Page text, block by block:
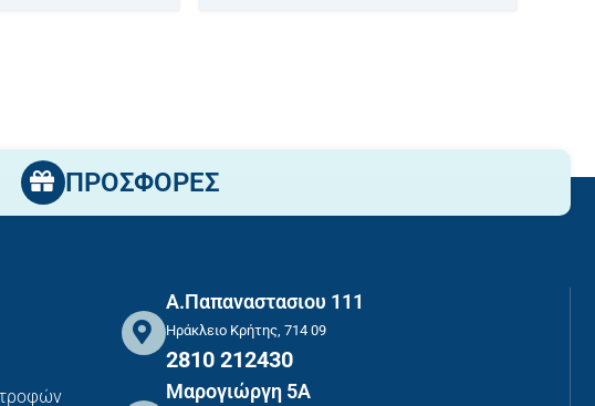
ΠΡΟΣΦΟΡΕΣ
Α.Παπαναστασιου 111
Ηράκλειο Κρήτης, 714 09
2810 212430
Μαρογιώργη 5Α